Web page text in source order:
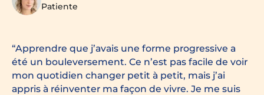
Patiente
Apprendre que j’avais une forme progressive a
été un bouleversement. Ce n’est pas facile de voir
mon quotidien changer petit à petit, mais j’ai
appris à réinventer ma façon de vivre. Je me suis